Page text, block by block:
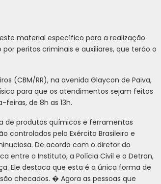
material específico para a realização
peritos criminais e auxiliares, que terão o
(CBM/RR), na avenida Glaycon de Paiva,
para que os atendimentos sejam feitos
de 8h as 13h.
de produtos químicos e ferramentas
controlados pelo Exército Brasileiro e
De acordo com o diretor do
entre o Instituto, a Polícia Civil e o Detran,
Ele destaca que esta é a única forma de
checados. � Agora as pessoas que